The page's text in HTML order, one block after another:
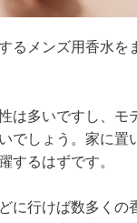
るメンズ用香水を
は多いですし、モ
でしょう。家に置
するはずです。
に行けば数多くの